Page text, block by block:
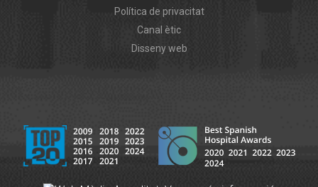
Política de privacitat
Canal ètic
Disseny web